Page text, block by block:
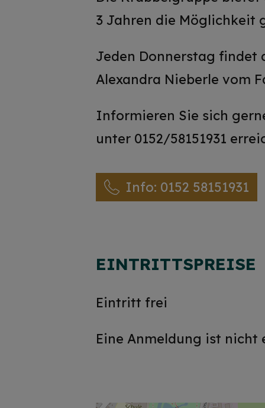
3 Jahren die Möglichkeit
Jeden Donnerstag findet
Alexandra Nieberle vom
Informieren Sie sich
unter 0152/58151931
Info: 0152 58151931
EINTRITTSPREISE
Eintritt frei
Eine Anmeldung ist nicht